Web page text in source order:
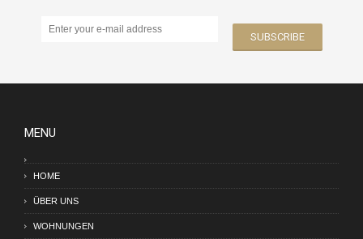
MENU
HOME
ÜBER UNS
WOHNUNGEN